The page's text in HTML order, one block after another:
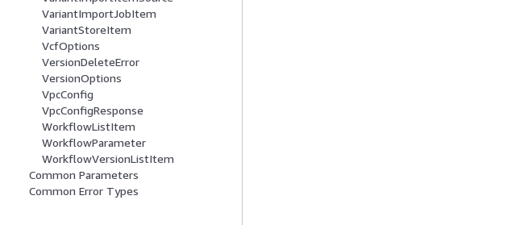
VariantImportJobItem
VariantStoreItem
VcfOptions
VersionDeleteError
VersionOptions
VpcConfig
VpcConfigResponse
WorkflowListItem
WorkflowParameter
WorkflowVersionListItem
Common Parameters
Common Error Types